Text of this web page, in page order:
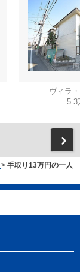
ヴィラ
5.3
> 手取り13万円の一人